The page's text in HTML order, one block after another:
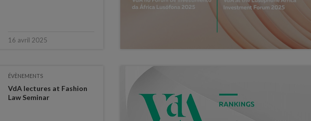
16 avril 2025
ÉVÈNEMENTS
VdA lectures at Fashion
Law Seminar